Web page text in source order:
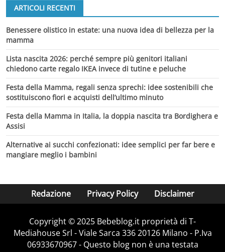
ARTICOLI RECENTI
Benessere olistico in estate: una nuova idea di bellezza per la
mamma
Lista nascita 2026: perché sempre più genitori italiani
chiedono carte regalo IKEA invece di tutine e peluche
Festa della Mamma, regali senza sprechi: idee sostenibili che
sostituiscono fiori e acquisti dell’ultimo minuto
Festa della Mamma in Italia, la doppia nascita tra Bordighera e
Assisi
Alternative ai succhi confezionati: idee semplici per far bere e
mangiare meglio i bambini
Redazione Privacy Policy Disclaimer
Copyright © 2025 Bebeblog.it proprietà di T-
Mediahouse Srl - Viale Sarca 336 20126 Milano - P.Iva
06933670967 - Questo blog non è una testata